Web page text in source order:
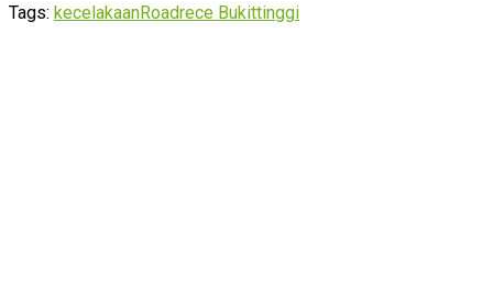
Tags: kecelakaanRoadrece Bukittinggi